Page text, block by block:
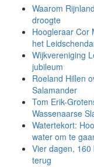
Waarom
droogte
Hoogleraar Cor
het
Wijkvereniging
jubileum
Roeland Hillen
Salamander
Tom Erik-
Wassenaarse
Watertekort:
water om te
Vier dagen,
terug